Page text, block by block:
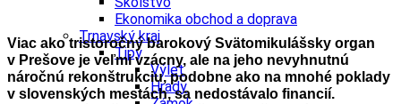
Ekonomika obchod a doprava
Trnavský kraj
Tipy
Výlet
Hrady
Viac ako tristoročný barokový Svätomikulášsky organ
v Prešove je veľmi vzácny, ale na jeho nevyhnutnú
náročnú rekonštrukciu, podobne ako na mnohé poklady
v slovenských mestách, sa nedostávalo financií.